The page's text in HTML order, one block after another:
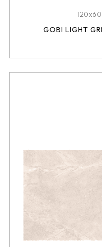
120x60
GOBI LIGHT